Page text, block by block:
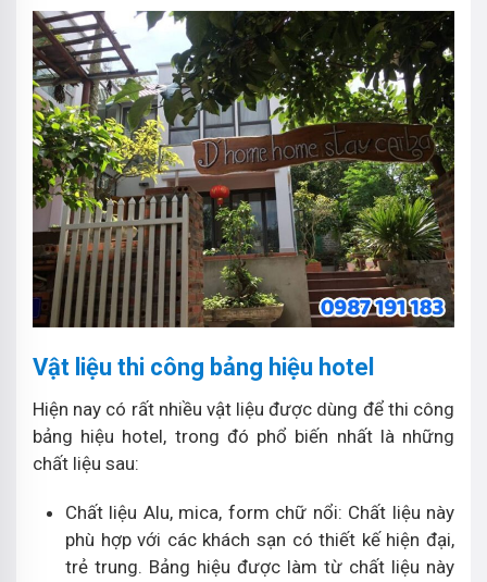
Vật liệu thi công bảng hiệu hotel
Hiện nay có rất nhiều vật liệu được dùng để thi công
bảng hiệu hotel, trong đó phổ biến nhất là những
chất liệu sau:
Chất liệu Alu, mica, form chữ nổi: Chất liệu này
phù hợp với các khách sạn có thiết kế hiện đại,
trẻ trung. Bảng hiệu được làm từ chất liệu này